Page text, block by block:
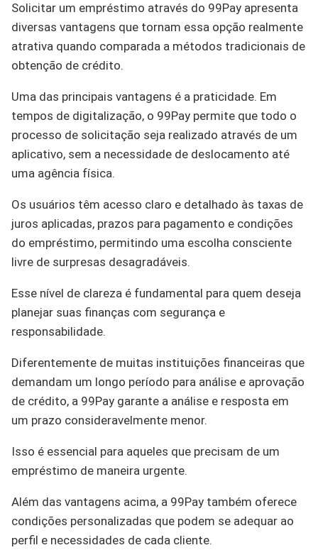
Solicitar um empréstimo através do 99Pay apresenta
diversas vantagens que tornam essa opção realmente
atrativa quando comparada a métodos tradicionais de
obtenção de crédito.
Uma das principais vantagens é a praticidade. Em
tempos de digitalização, o 99Pay permite que todo o
processo de solicitação seja realizado através de um
aplicativo, sem a necessidade de deslocamento até
uma agência física.
Os usuários têm acesso claro e detalhado às taxas de
juros aplicadas, prazos para pagamento e condições
do empréstimo, permitindo uma escolha consciente
livre de surpresas desagradáveis.
Esse nível de clareza é fundamental para quem deseja
planejar suas finanças com segurança e
responsabilidade.
Diferentemente de muitas instituições financeiras que
demandam um longo período para análise e aprovação
de crédito, a 99Pay garante a análise e resposta em
um prazo consideravelmente menor.
Isso é essencial para aqueles que precisam de um
empréstimo de maneira urgente.
Além das vantagens acima, a 99Pay também oferece
condições personalizadas que podem se adequar ao
perfil e necessidades de cada cliente.